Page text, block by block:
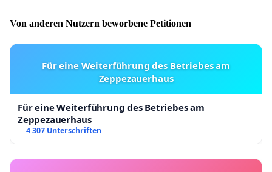
Von anderen Nutzern beworbene Petitionen
Für eine Weiterführung des Betriebes am
Zeppezauerhaus
Für eine Weiterführung des Betriebes am
Zeppezauerhaus
4 307 Unterschriften